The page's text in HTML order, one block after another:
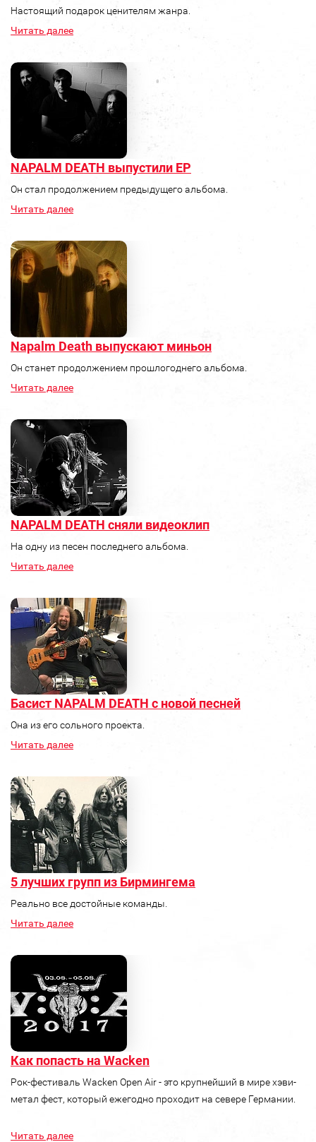
Настоящий подарок ценителям жанра.
Читать далее
NAPALM DEATH выпустили ЕР
Он стал продолжением предыдущего альбома.
Читать далее
Napalm Death выпускают миньон
Он станет продолжением прошлогоднего альбома.
Читать далее
NAPALM DEATH сняли видеоклип
На одну из песен последнего альбома.
Читать далее
Басист NAPALM DEATH с новой песней
Она из его сольного проекта.
Читать далее
5 лучших групп из Бирмингема
Реально все достойные команды.
Читать далее
Как попасть на Wacken
Рок-фестиваль Wacken Open Air - это крупнейший в мире хэви-
метал фест, который ежегодно проходит на севере Германии.
Читать далее